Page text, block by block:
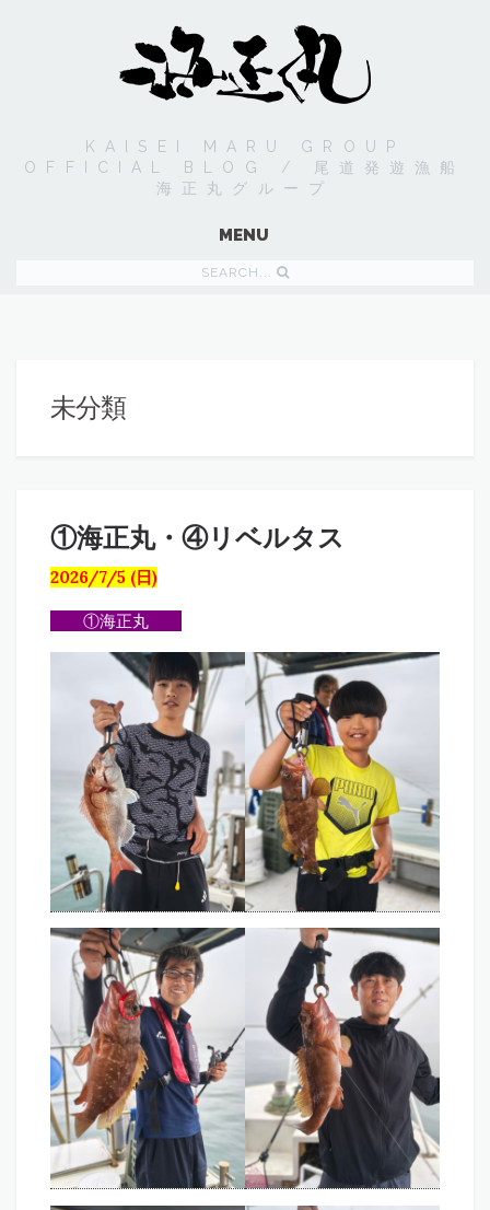
KAISEI MARU GROUP
OFFICIAL BLOG / 尾道発遊漁船
海正丸グループ
MENU
SEARCH...
未分類
①海正丸・④リベルタス
2026/7/5 (日)
①海正丸